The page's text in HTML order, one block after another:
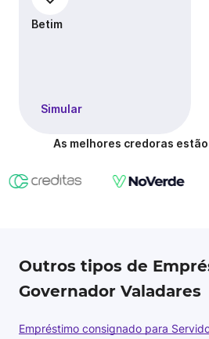
Betim
Simular
As melhores credoras
Outros tipos de
Governador Valadares
Empréstimo consignado para